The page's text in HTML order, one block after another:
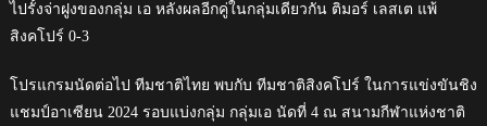
ไปรั้งจ่าฝูงของกลุ่ม เอ หลังผลอีกคู่ในกลุ่มเดียวกัน ติมอร์ เลสเต แพ้
สิงคโปร์ 0-3
โปรแกรมนัดต่อไป ทีมชาติไทย พบกับ ทีมชาติสิงคโปร์ ในการแข่งขันชิง
แชมป์อาเซียน 2024 รอบแบ่งกลุ่ม กลุ่มเอ นัดที่ 4 ณ สนามกีฬาแห่งชาติ